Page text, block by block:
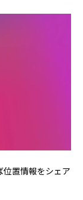
置情報をシェア